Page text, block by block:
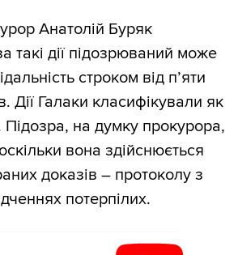
Анатолій Буряк
такі дії підозрюваний може
строком від п’яти
Дії Галаки класифікували як
на думку прокурора,
вона здійснюється
доказів – протоколу з
потерпілих.